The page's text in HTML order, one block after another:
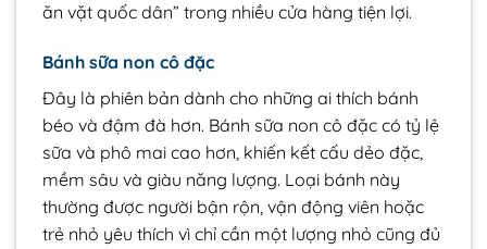
ăn vặt quốc dân” trong nhiều cửa hàng tiện lợi.
Bánh sữa non cô đặc
Đây là phiên bản dành cho những ai thích bánh
béo và đậm đà hơn. Bánh sữa non cô đặc có tỷ lệ
sữa và phô mai cao hơn, khiến kết cấu dẻo đặc,
mềm sâu và giàu năng lượng. Loại bánh này
thường được người bận rộn, vận động viên hoặc
trẻ nhỏ yêu thích vì chỉ cần một lượng nhỏ cũng đủ